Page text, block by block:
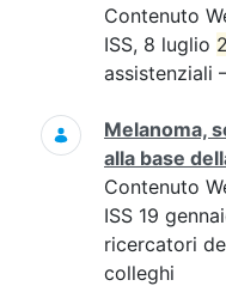
Contenuto
ISS, 8 luglio
assistenziali
Melanoma,
alla base
Contenuto
ISS 19
ricercatori
colleghi